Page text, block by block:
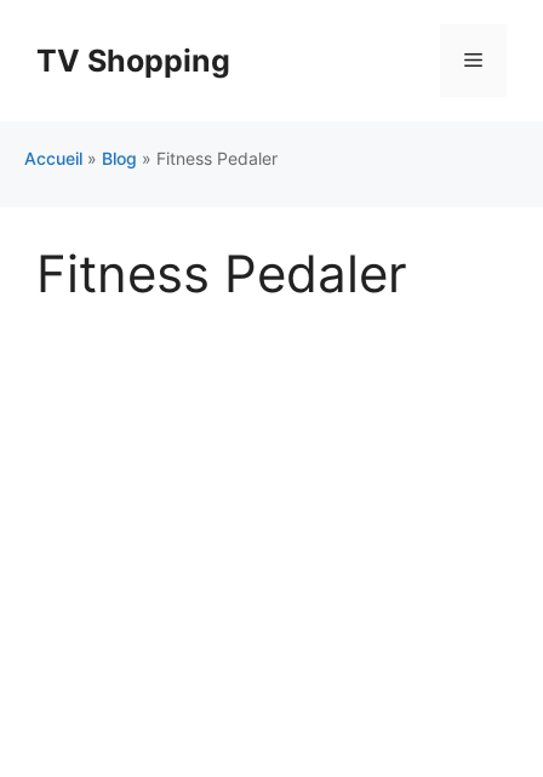
contenuTV Shopping Menu
Accueil » Blog » Fitness Pedaler
Fitness Pedaler